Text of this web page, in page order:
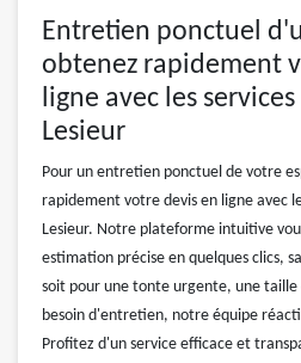
Entretien ponctuel
obtenez rapidement
ligne avec les
Lesieur
Pour un entretien ponctuel de votre
rapidement votre devis en ligne avec
Lesieur. Notre plateforme intuitive
estimation précise en quelques clics,
soit pour une tonte urgente, une
besoin d'entretien, notre équipe
Profitez d'un service efficace et